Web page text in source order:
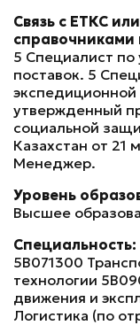
Связь с ЕТКС
справочниками
5 Специалист
поставок. 5
утвержденный
социальной
Казахстан от 21
Менеджер.
Уровень
Высшее
Специальность:
5В071300
технологии
движения и
Логистика (по